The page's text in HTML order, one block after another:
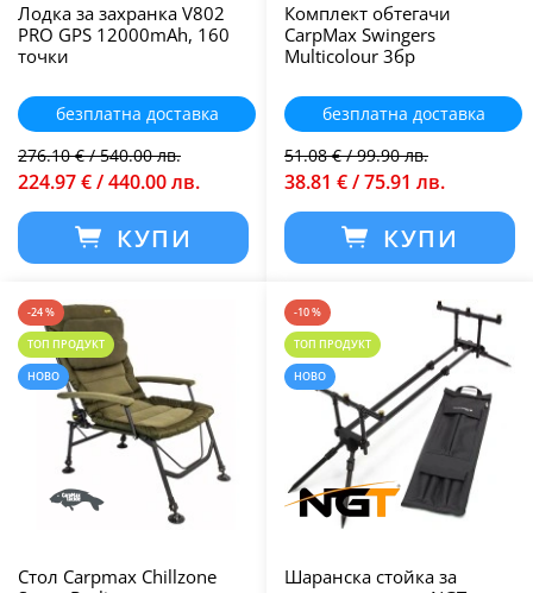
Лодка за захранка V802
PRO GPS 12000mAh, 160
точки
безплатна доставка
276.10 € / 540.00 лв.
224.97 € / 440.00 лв.
КУПИ
Комплект обтегачи
CarpMax Swingers
Multicolour 3бр
безплатна доставка
51.08 € / 99.90 лв.
38.81 € / 75.91 лв.
КУПИ
-24 %
ТОП ПРОДУКТ
НОВО
Стол Carpmax Chillzone
-10 %
ТОП ПРОДУКТ
НОВО
Шаранска стойка за